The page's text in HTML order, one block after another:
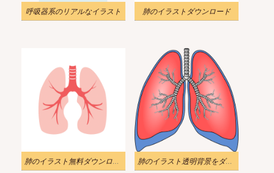
呼吸器系のリアルなイラスト 肺のイラストダウンロード
肺のイラスト無料ダウンロード 肺のイラスト透明背景をダウンロード